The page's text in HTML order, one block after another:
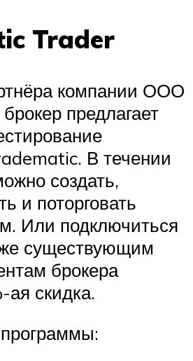
Trader
компании ООО
предлагает
В течении
создать,
и поторговать
Или подключиться
существующим
брокера
ая скидка.